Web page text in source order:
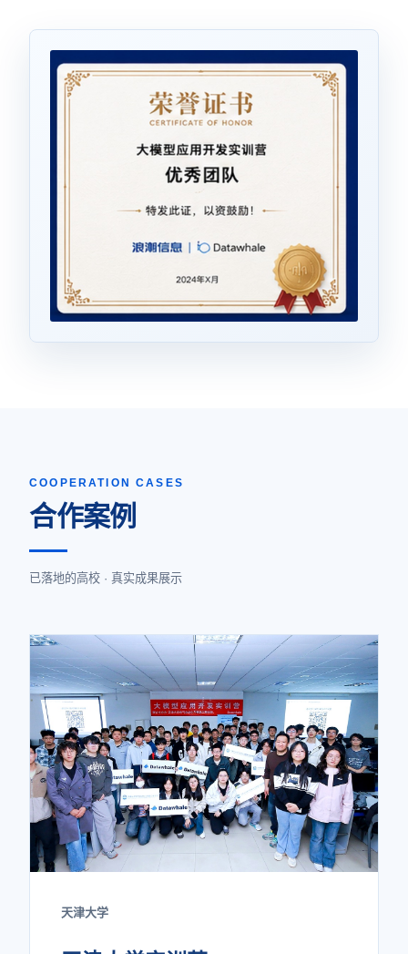
COOPERATION CASES
合作案例
已落地的高校 · 真实成果展示
天津大学